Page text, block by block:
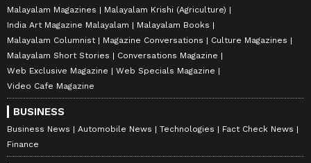
Malayalam Magazines
Malayalam Krishi (Agriculture)
India Art Magazine Malayalam
Malayalam Books
Malayalam Columnist
Magazine Conversations
Culture Magazines
Malayalam Short Stories
Conversations Magazine
Web Exclusive Magazine
Web Specials Magazine
Video Cafe Magazine
BUSINESS
Business News Automobile News Technologies
Fact Check News
Finance